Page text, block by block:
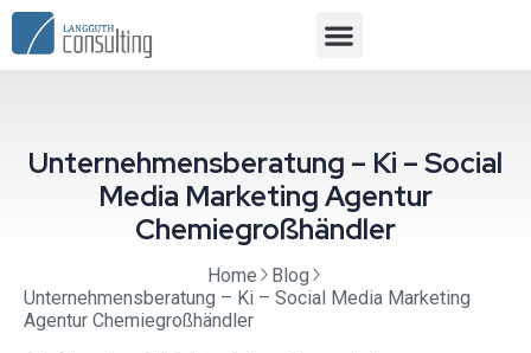
Unternehmensberatung – Ki – Social
Media Marketing Agentur
Chemiegroßhändler
Home
Blog
Unternehmensberatung – Ki – Social Media Marketing
Agentur Chemiegroßhändler